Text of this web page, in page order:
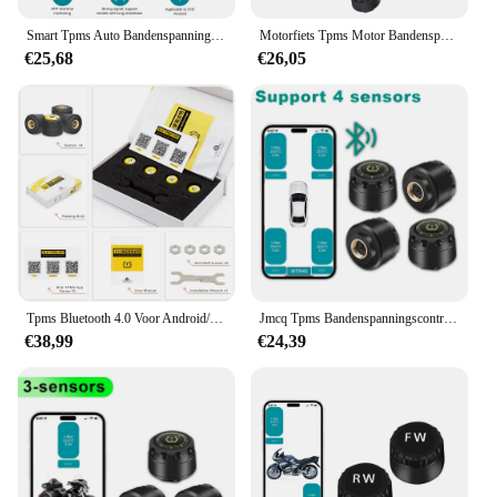
Smart Tpms Auto Bandenspanning Alarmsysteem Mobiele App Display Auto Security Alarmsysteem Druktemperatuurwaarschuwing
€25,68
Motorfiets Tpms Motor Bandenspanning Monitoring Systeem Band Temperatuur Alarmsysteem Met Qc 3.0 Usb Oplader Voor Telefoon Tablet
€26,05
Tpms Bluetooth 4.0 Voor Android/Ios Auto Alarm Monitor Sensor Bandenspanningsmeter Auto Intelligent Band Monitoring Systeem Extern
€38,99
Jmcq Tpms Bandenspanningscontrolesysteem Bluetooth 5.0 Ipx7 Waterdichte Temperatuur Monitoring Alarm Externe Sensor
€24,39